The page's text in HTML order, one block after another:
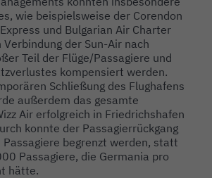
wie beispielsweise der Corendon
und Bulgarian Air Charter
der Sun-Air nach
Teil der Flüge/Passagiere und
kompensiert werden.
Schließung des Flughafens
außerdem das gesamte
Air erfolgreich in Friedrichshafen
konnte der Passagierrückgang
begrenzt werden, statt
Passagiere, die Germania pro
hätte.